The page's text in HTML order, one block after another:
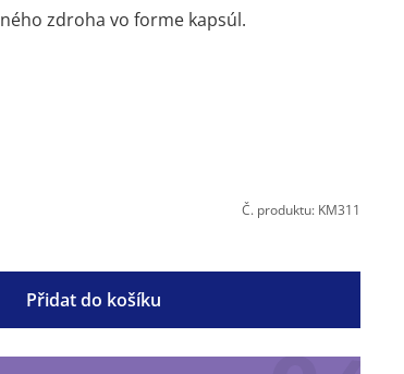
zdroha vo forme kapsúl.
Č. produktu: KM311
Přidat do košíku